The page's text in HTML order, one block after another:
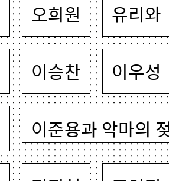
오희원 유리와
이승찬 이우성
이준용과 악마의